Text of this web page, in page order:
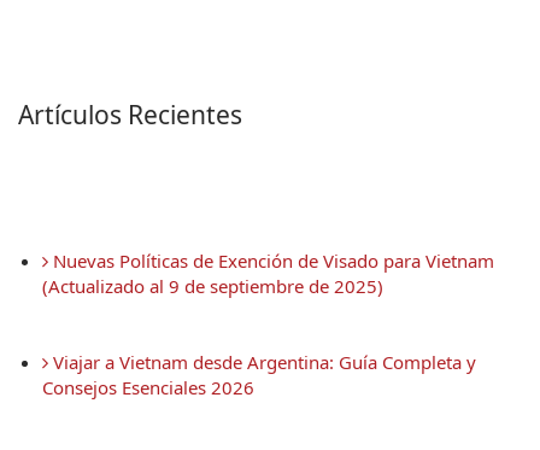
Artículos Recientes
Nuevas Políticas de Exención de Visado para Vietnam
(Actualizado al 9 de septiembre de 2025)
Viajar a Vietnam desde Argentina: Guía Completa y
Consejos Esenciales 2026